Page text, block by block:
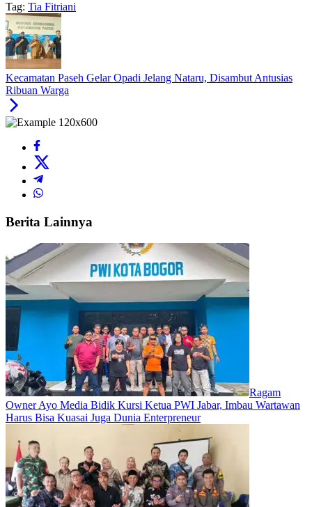
Tag: Tia Fitriani
Kecamatan Paseh Gelar Opadi Jelang Nataru, Disambut Antusias
Ribuan Warga
Berita Lainnya
Ragam
Owner Ayo Media Bidik Kursi Ketua PWI Jabar, Imbau Wartawan
Harus Bisa Kuasai Juga Dunia Enterpreneur